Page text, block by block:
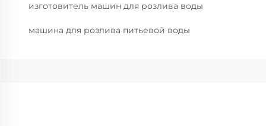
изготовитель машин для розлива воды
машина для розлива питьевой воды